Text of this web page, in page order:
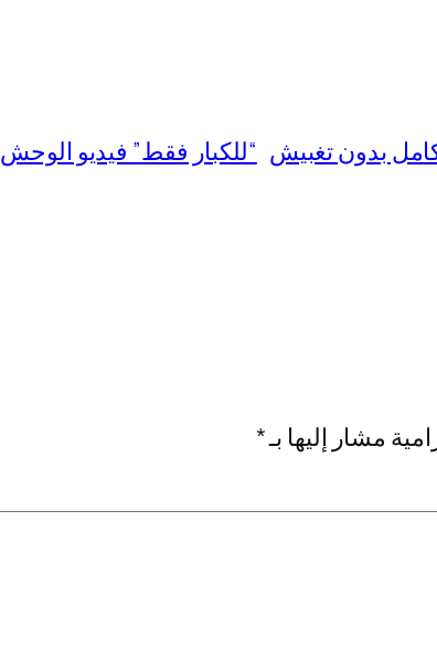
“للكبار فقط” فيديو الوحش
مشار إليها بـ*